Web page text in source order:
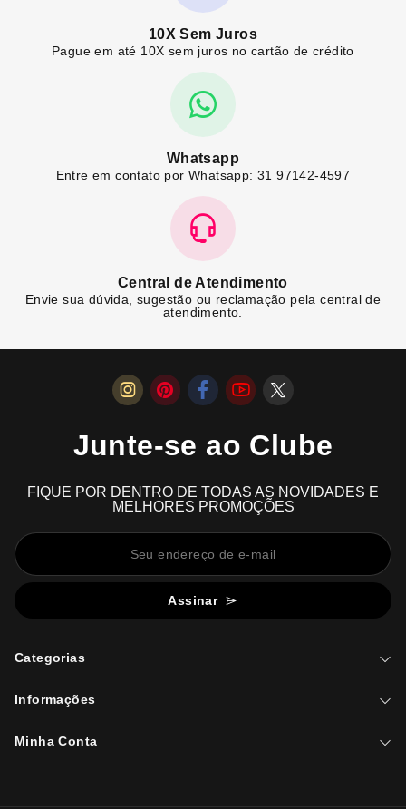
10X Sem Juros
Pague em até 10X sem juros no cartão de crédito
Whatsapp
Entre em contato por Whatsapp: 31 97142-4597
Central de Atendimento
Envie sua dúvida, sugestão ou reclamação pela central de
atendimento.
Junte-se ao Clube
FIQUE POR DENTRO DE TODAS AS NOVIDADES E
MELHORES PROMOÇÕES
Assinar
Categorias
Informações
Minha Conta